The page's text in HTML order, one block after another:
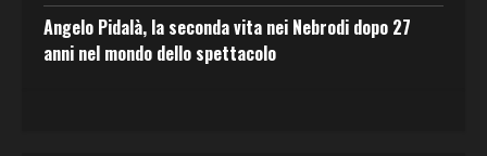
Angelo Pidalà, la seconda vita nei Nebrodi dopo 27
anni nel mondo dello spettacolo